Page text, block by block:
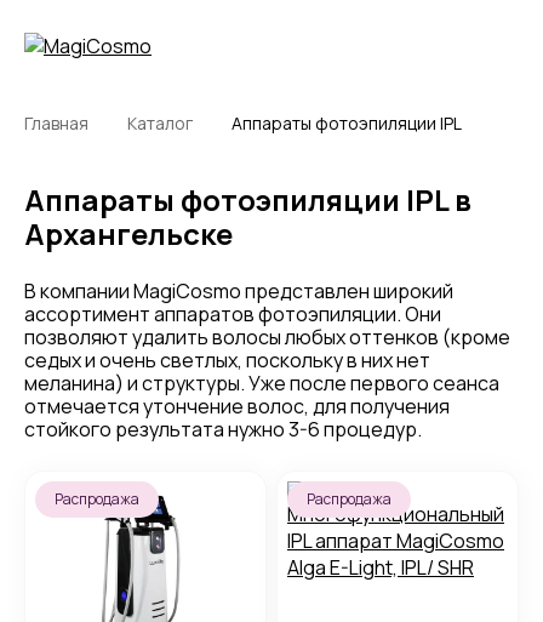
Главная Каталог Аппараты фотоэпиляции IPL
Аппараты фотоэпиляции IPL в
Архангельске
В компании MagiCosmo представлен широкий
ассортимент аппаратов фотоэпиляции. Они
позволяют удалить волосы любых оттенков (кроме
седых и очень светлых, поскольку в них нет
меланина) и структуры. Уже после первого сеанса
отмечается утончение волос, для получения
стойкого результата нужно 3-6 процедур.
Распродажа Распродажа